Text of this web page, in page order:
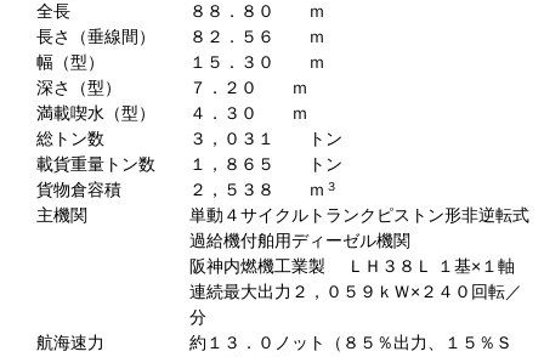
全長
８８．８０ ｍ
長さ（垂線間）
８２．５６ ｍ
幅（型）
１５．３０ ｍ
深さ（型）
７．２０ ｍ
満載喫水（型）
４．３０ ｍ
総トン数
３，０３１ トン
載貨重量トン数
１，８６５ トン
貨物倉容積
２，５３８ ｍ ３
主機関
単動４サイクルトランクピストン形非逆転式
過給機付舶用ディーゼル機関
阪神内燃機工業製 ＬＨ３８Ｌ １基×１軸
連続最大出力２，０５９ｋＷ×２４０回転／
分
航海速力
約１３．０ノット（８５％出力、１５％Ｓ